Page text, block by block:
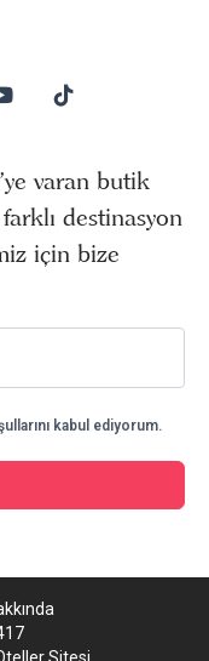
varan butik
destinasyon
için bize
kabul ediyorum.
Sitesi